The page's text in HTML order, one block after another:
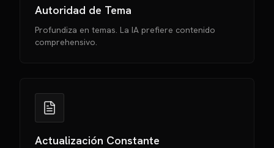
Autoridad de Tema
Profundiza en temas. La IA prefiere contenido
comprehensivo.
Actualización Constante